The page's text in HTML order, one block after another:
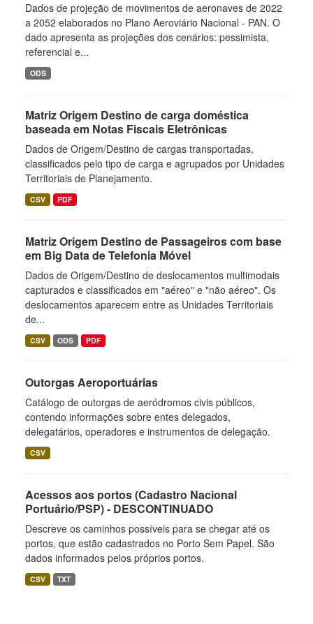
Dados de projeção de movimentos de aeronaves de 2022
a 2052 elaborados no Plano Aeroviário Nacional - PAN. O
dado apresenta as projeções dos cenários: pessimista,
referencial e...
ODS
Matriz Origem Destino de carga doméstica
baseada em Notas Fiscais Eletrônicas
Dados de Origem/Destino de cargas transportadas,
classificados pelo tipo de carga e agrupados por Unidades
Territoriais de Planejamento.
CSV PDF
Matriz Origem Destino de Passageiros com base
em Big Data de Telefonia Móvel
Dados de Origem/Destino de deslocamentos multimodais
capturados e classificados em "aéreo" e "não aéreo". Os
deslocamentos aparecem entre as Unidades Territoriais
de...
CSV ODS PDF
Outorgas Aeroportuárias
Catálogo de outorgas de aeródromos civis públicos,
contendo informações sobre entes delegados,
delegatários, operadores e instrumentos de delegação.
CSV
Acessos aos portos (Cadastro Nacional
Portuário/PSP) - DESCONTINUADO
Descreve os caminhos possíveis para se chegar até os
portos, que estão cadastrados no Porto Sem Papel. São
dados informados pelos próprios portos.
CSV TXT